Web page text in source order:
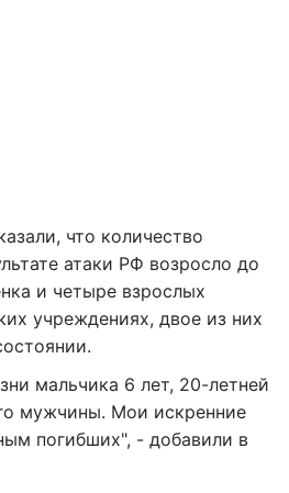
что количество
атаки РФ возросло до
и четыре взрослых
учреждениях, двое из них
мальчика 6 лет, 20-летней
мужчины. Мои искренние
погибших", - добавили в